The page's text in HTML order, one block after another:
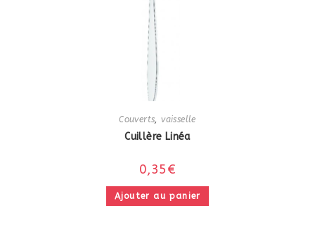
Couverts ,vaisselle
Cuillère Linéa
0,35€
Ajouter au panier